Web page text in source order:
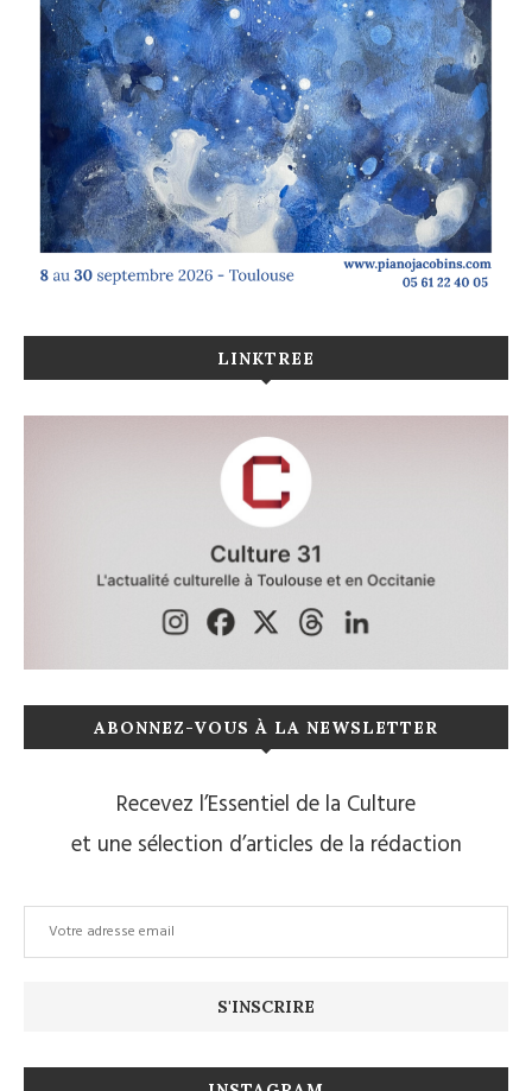
LINKTREE
ABONNEZ-VOUS À LA NEWSLETTER
Recevez l’Essentiel de la Culture
et une sélection d’articles de la rédaction